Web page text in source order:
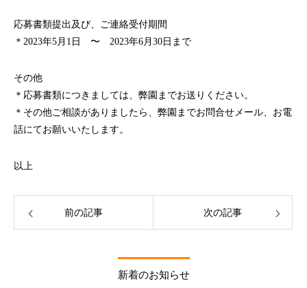
応募書類提出及び、ご連絡受付期間
＊2023年5月1日 〜 2023年6月30日まで
その他
＊応募書類につきましては、弊園までお送りください。
＊その他ご相談がありましたら、弊園までお問合せメール、お電
話にてお願いいたします。
以上
前の記事 次の記事
新着のお知らせ